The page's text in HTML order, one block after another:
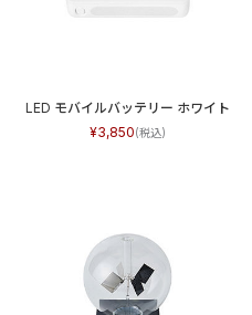
LED モバイルバッテリー ホワイト
3,850